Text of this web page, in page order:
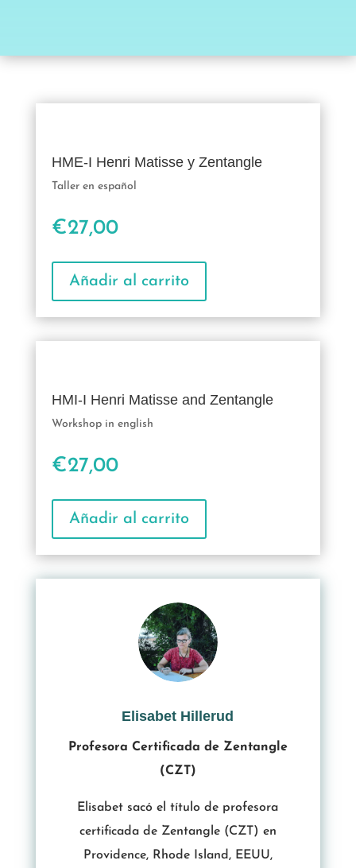
HME-I Henri Matisse y Zentangle
Taller en español
€27,00
Añadir al carrito
HMI-I Henri Matisse and Zentangle
Workshop in english
€27,00
Añadir al carrito
Elisabet Hillerud
Profesora Certificada de Zentangle
(CZT)
Elisabet sacó el título de profesora
certificada de Zentangle (CZT) en
Providence, Rhode Island, EEUU,